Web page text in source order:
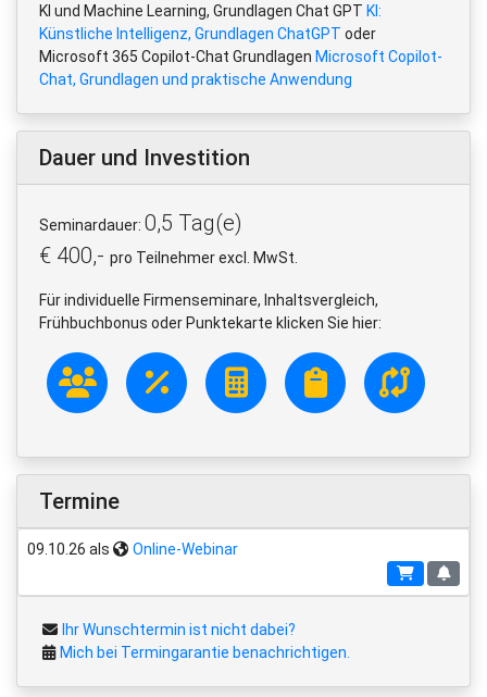
KI und Machine Learning, Grundlagen Chat GPT KI:
Künstliche Intelligenz, Grundlagen ChatGPT oder
Microsoft 365 Copilot-Chat Grundlagen Microsoft Copilot-
Chat, Grundlagen und praktische Anwendung
Dauer und Investition
Seminardauer: 0,5 Tag(e)
€ 400,- pro Teilnehmer excl. MwSt.
Für individuelle Firmenseminare, Inhaltsvergleich,
Frühbuchbonus oder Punktekarte klicken Sie hier:
Termine
09.10.26 als Online-Webinar
Ihr Wunschtermin ist nicht dabei?
Mich bei Termingarantie benachrichtigen.